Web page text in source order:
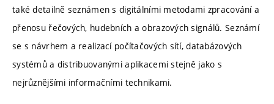
také detailně seznámen s digitálními metodami zpracování a
přenosu řečových, hudebních a obrazových signálů. Seznámí
se s návrhem a realizací počítačových sítí, databázových
systémů a distribuovanými aplikacemi stejně jako s
nejrůznějšími informačními technikami.